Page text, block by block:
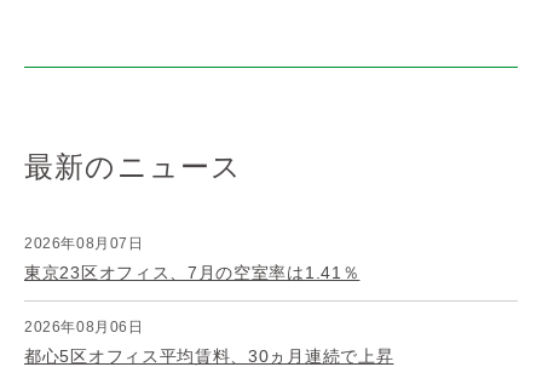
最新のニュース
2026年08月07日
東京23区オフィス、7月の空室率は1.41％
2026年08月06日
都心5区オフィス平均賃料、30ヵ月連続で上昇